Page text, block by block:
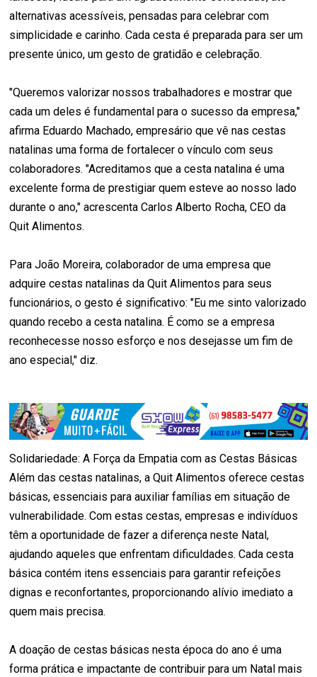
alternativas acessíveis, pensadas para celebrar com
simplicidade e carinho. Cada cesta é preparada para ser um
presente único, um gesto de gratidão e celebração.
"Queremos valorizar nossos trabalhadores e mostrar que
cada um deles é fundamental para o sucesso da empresa,"
afirma Eduardo Machado, empresário que vê nas cestas
natalinas uma forma de fortalecer o vínculo com seus
colaboradores. "Acreditamos que a cesta natalina é uma
excelente forma de prestigiar quem esteve ao nosso lado
durante o ano," acrescenta Carlos Alberto Rocha, CEO da
Quit Alimentos.
Para João Moreira, colaborador de uma empresa que
adquire cestas natalinas da Quit Alimentos para seus
funcionários, o gesto é significativo: "Eu me sinto valorizado
quando recebo a cesta natalina. É como se a empresa
reconhecesse nosso esforço e nos desejasse um fim de
ano especial," diz.
Solidariedade: A Força da Empatia com as Cestas Básicas
Além das cestas natalinas, a Quit Alimentos oferece cestas
básicas, essenciais para auxiliar famílias em situação de
vulnerabilidade. Com estas cestas, empresas e indivíduos
têm a oportunidade de fazer a diferença neste Natal,
ajudando aqueles que enfrentam dificuldades. Cada cesta
básica contém itens essenciais para garantir refeições
dignas e reconfortantes, proporcionando alívio imediato a
quem mais precisa.
A doação de cestas básicas nesta época do ano é uma
forma prática e impactante de contribuir para um Natal mais